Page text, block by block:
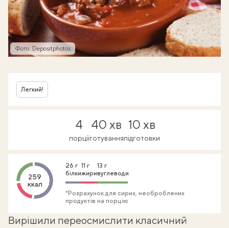
Фото: Depositphotos
Легкий!
4
порції
40 хв
готування
10 хв
підготовки
259
ккал
26 г
білки
11 г
жири
13 г
вуглеводи
*Розрахунок для сирих, необроблених
продуктів на порцію
Вирішили переосмислити класичний